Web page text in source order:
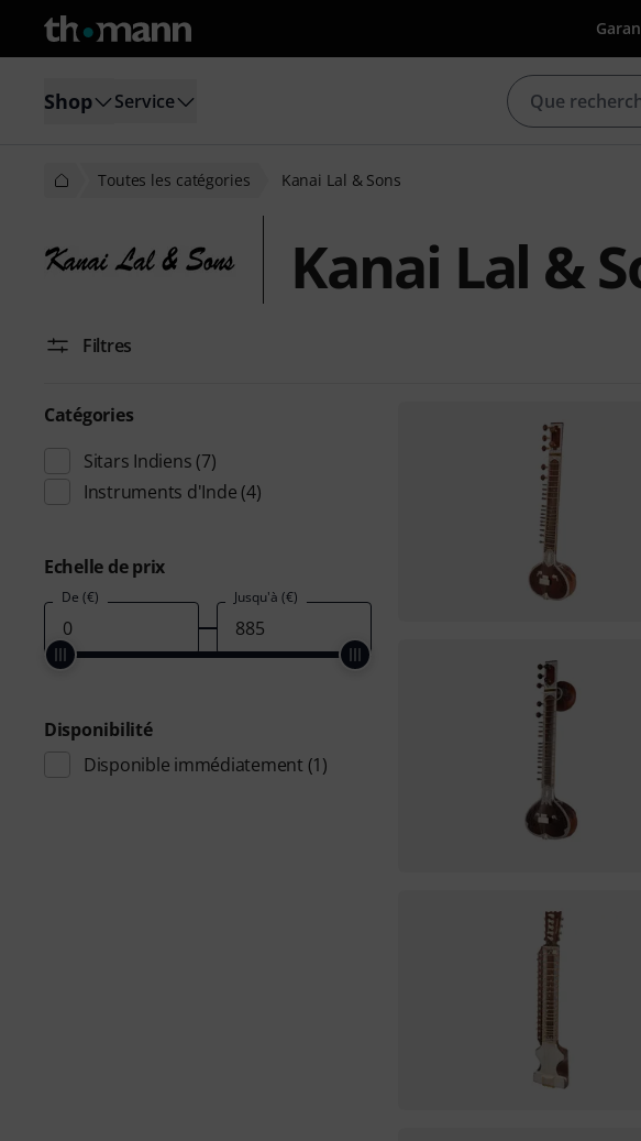
Shop Service
Toutes les catégories Kanai Lal & Sons
Kanai Lal &
Filtres
Catégories
Sitars Indiens (7)
Instruments d'Inde (4)
Echelle de prix
De (€) Jusqu'à (€)
Disponibilité
Disponible immédiatement (1)